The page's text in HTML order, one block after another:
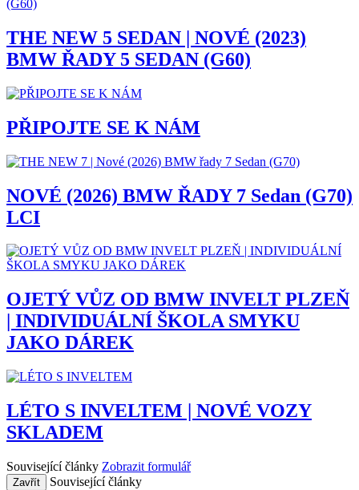
THE NEW 5 SEDAN | NOVÉ (2023)
BMW ŘADY 5 SEDAN (G60)
PŘIPOJTE SE K NÁM
NOVÉ (2026) BMW ŘADY 7 Sedan (G70)
LCI
OJETÝ VŮZ OD BMW INVELT PLZEŇ
| INDIVIDUÁLNÍ ŠKOLA SMYKU
JAKO DÁREK
LÉTO S INVELTEM | NOVÉ VOZY
SKLADEM
Související články Zobrazit formulář
Zavřít Související články